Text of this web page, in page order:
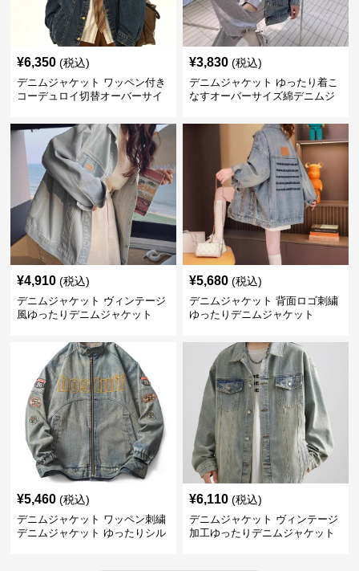
¥6,350 (税込)
デニムジャケット ワッペン付き
コーデュロイ切替オーバーサイ
¥3,830 (税込)
デニムジャケット ゆったり着こ
なすオーバーサイズ綿デニムジ
¥4,910 (税込)
デニムジャケット ヴィンテージ
風ゆったりデニムジャケット
¥5,680 (税込)
デニムジャケット 背面ロゴ刺繍
ゆったりデニムジャケット
¥5,460 (税込)
デニムジャケット ワッペン刺繍
デニムジャケット ゆったりシル
¥6,110 (税込)
デニムジャケット ヴィンテージ
加工ゆったりデニムジャケット